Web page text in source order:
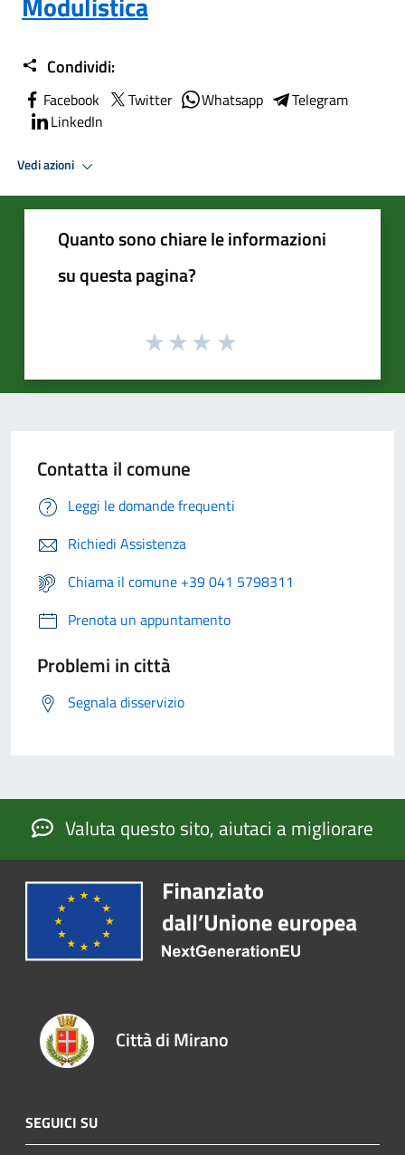
Condividi:
Facebook Twitter Whatsapp
Telegram
LinkedIn
Vedi azioni
Quanto sono chiare le informazioni
su questa pagina?
Contatta il comune
Leggi le domande frequenti
Richiedi Assistenza
Chiama il comune +39 041 5798311
Prenota un appuntamento
Problemi in città
Segnala disservizio
Valuta questo sito, aiutaci a migliorare
Città di Mirano
SEGUICI SU